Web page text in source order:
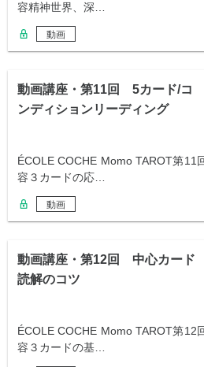
容精神世界、深…
動画
動画講座・第11回 5カード/コ
ンディションリーディング
ÉCOLE COCHE Momo TAROT第11
容３カードの応…
動画
動画講座・第12回 中心カード
読解のコツ
ÉCOLE COCHE Momo TAROT第12
容３カードの基…